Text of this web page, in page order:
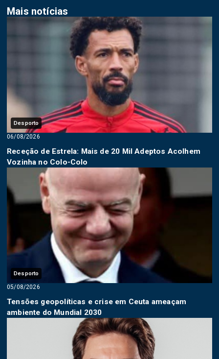
Mais notícias
Desporto
06/08/2026
Receção de Estrela: Mais de 20 Mil Adeptos Acolhem
Vozinha no Colo-Colo
Desporto
05/08/2026
Tensões geopolíticas e crise em Ceuta ameaçam
ambiente do Mundial 2030